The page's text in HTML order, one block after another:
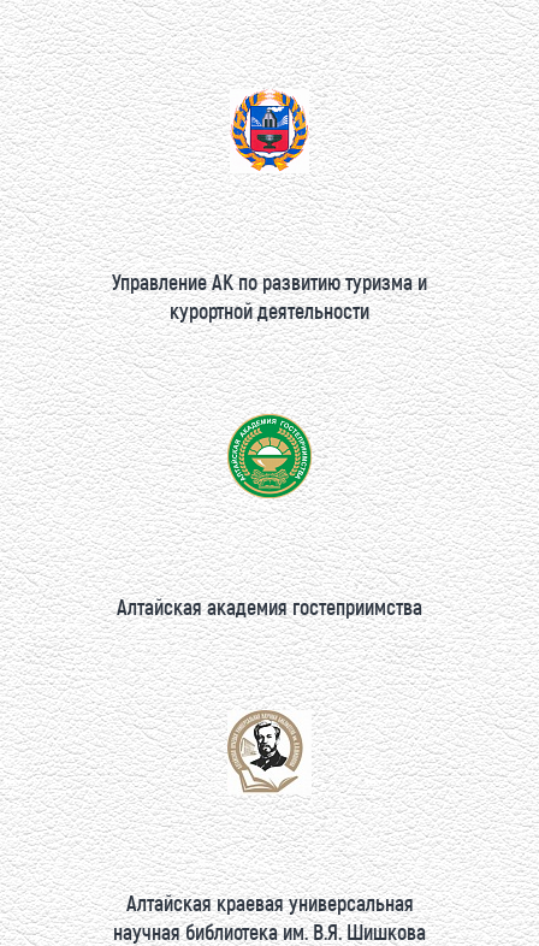
Управление АК по развитию туризма и
курортной деятельности
Алтайская академия гостеприимства
Алтайская краевая универсальная
научная библиотека им. В.Я. Шишкова